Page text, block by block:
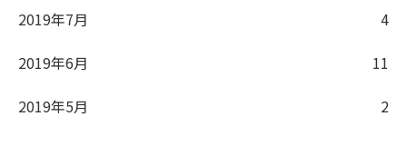
2019年7月
4
2019年6月
11
2019年5月
2